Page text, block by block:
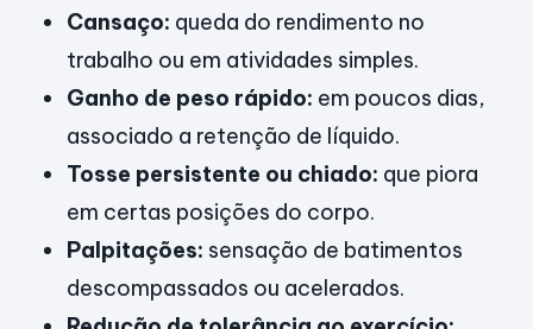
Cansaço: queda do rendimento no
trabalho ou em atividades simples.
Ganho de peso rápido: em poucos dias,
associado a retenção de líquido.
Tosse persistente ou chiado: que piora
em certas posições do corpo.
Palpitações: sensação de batimentos
descompassados ou acelerados.